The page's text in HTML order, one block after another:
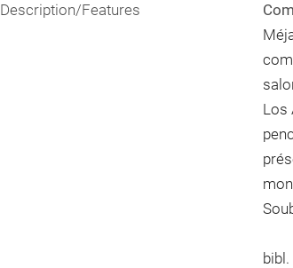
Description/Features
Los
bibl.